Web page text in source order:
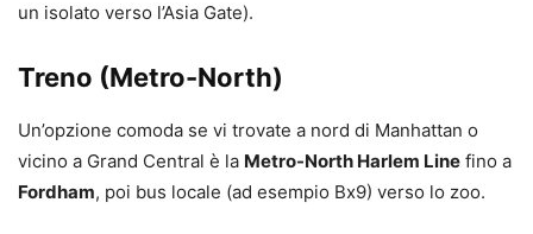
un isolato verso l’Asia Gate).
Treno (Metro-North)
Un’opzione comoda se vi trovate a nord di Manhattan o
vicino a Grand Central è la Metro-North Harlem Line fino a
Fordham, poi bus locale (ad esempio Bx9) verso lo zoo.